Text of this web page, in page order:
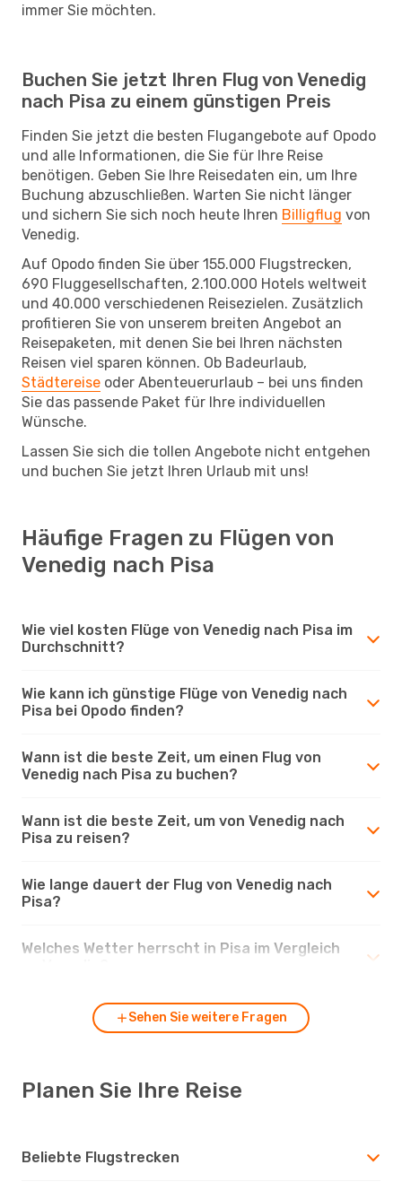
immer Sie möchten.
Buchen Sie jetzt Ihren Flug von Venedig
nach Pisa zu einem günstigen Preis
Finden Sie jetzt die besten Flugangebote auf Opodo
und alle Informationen, die Sie für Ihre Reise
benötigen. Geben Sie Ihre Reisedaten ein, um Ihre
Buchung abzuschließen. Warten Sie nicht länger
und sichern Sie sich noch heute Ihren Billigflug von
Venedig.
Auf Opodo finden Sie über 155.000 Flugstrecken,
690 Fluggesellschaften, 2.100.000 Hotels weltweit
und 40.000 verschiedenen Reisezielen. Zusätzlich
profitieren Sie von unserem breiten Angebot an
Reisepaketen, mit denen Sie bei Ihren nächsten
Reisen viel sparen können. Ob Badeurlaub,
Städtereise oder Abenteuerurlaub – bei uns finden
Sie das passende Paket für Ihre individuellen
Wünsche.
Lassen Sie sich die tollen Angebote nicht entgehen
und buchen Sie jetzt Ihren Urlaub mit uns!
Häufige Fragen zu Flügen von
Venedig nach Pisa
Wie viel kosten Flüge von Venedig nach Pisa im
Durchschnitt?
Wie kann ich günstige Flüge von Venedig nach
Pisa bei Opodo finden?
Wann ist die beste Zeit, um einen Flug von
Venedig nach Pisa zu buchen?
Wann ist die beste Zeit, um von Venedig nach
Pisa zu reisen?
Wie lange dauert der Flug von Venedig nach
Pisa?
Welches Wetter herrscht in Pisa im Vergleich
Sehen Sie weitere Fragen
Planen Sie Ihre Reise
Beliebte Flugstrecken